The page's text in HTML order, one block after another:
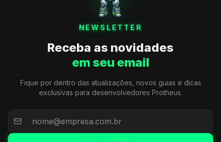
NEWSLETTER
Receba as novidades
em seu email
Fique por dentro das atualizações, novos guias e dicas
exclusivas para desenvolvedores Protheus.